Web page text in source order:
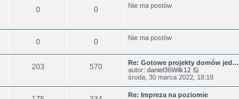
0 0 Nie ma postów
0 0 Nie ma postów
203 570
Re: Gotowe projekty domów jed…
autor: daniel36Wilk12
y
w
środa, 30 marca 2022, 18:18
Re: Impreza na poziomie